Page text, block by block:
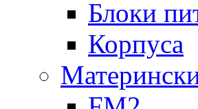
Блоки
Корпуса